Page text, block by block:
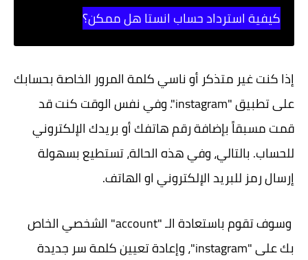
كيفية استرداد حساب انستا هل ممكن؟
إذا كنت غير متذكر أو ناسي كلمة المرور الخاصة بحسابك
على تطبيق "instagram". وفي نفس الوقت كنت قد
قمت مسبقاً بإضافة رقم هاتفك أو بريدك الإلكتروني
للحساب. بالتالي، وفي هذه الحالة، تستطيع بسهولة
إرسال رمز للبريد الإلكتروني او الهاتف.
وسوف تقوم باستعادة الـ "account" الشخصي الخاص
بك على "instagram"، وإعادة تعيين كلمة سر جديدة